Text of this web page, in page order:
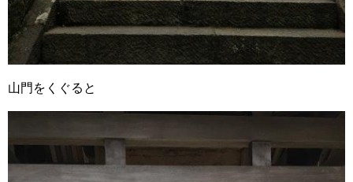
山門をくぐると